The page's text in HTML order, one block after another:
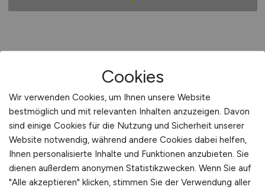
Stadt:Hemer
ca. 38.000
Verkehrsanbindungen: Bahnhof Hemer, nächster
internationaler Flughafen ist der Flughafen Dortmund,
Bundesautobahn A 46, Bundesstraßen B 7 und B 515
Arbeiten in der Nähe vonHemer:Menden,
Märkischer Kreis, Neuenrade, Iserlohn, Nordrhein-
Westfalen, Balve, Altena
Cookies
Wir verwenden Cookies, um Ihnen unsere Website
bestmöglich und mit relevanten Inhalten anzuzeigen. Davon
sind einige Cookies für die Nutzung und Sicherheit unserer
Website notwendig, während andere Cookies dabei helfen,
Ihnen personalisierte Inhalte und Funktionen anzubieten. Sie
dienen außerdem anonymen Statistikzwecken. Wenn Sie auf
"Alle akzeptieren" klicken, stimmen Sie der Verwendung aller